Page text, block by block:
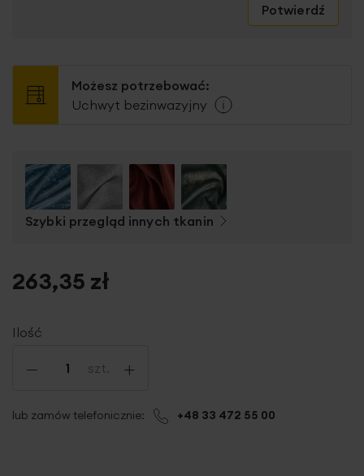
Potwierdź
Możesz potrzebować:
Uchwyt bezinwazyjny
Szybki przegląd innych tkanin
263,35 zł
Ilość
- szt. +
lub zamów telefonicznie: +48 33 472 55 00